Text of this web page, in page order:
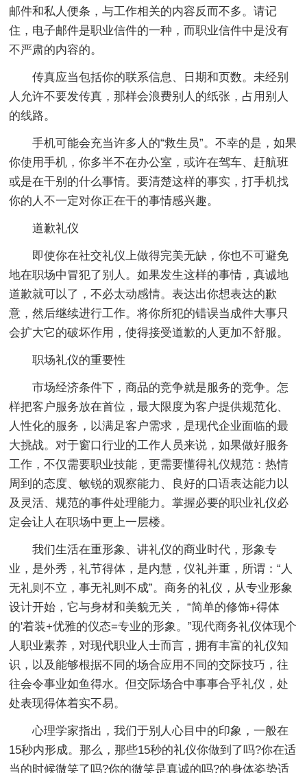
邮件和私人便条，与工作相关的内容反而不多。请记
住，电子邮件是职业信件的一种，而职业信件中是没有
不严肃的内容的。
传真应当包括你的联系信息、日期和页数。未经别
人允许不要发传真，那样会浪费别人的纸张，占用别人
的线路。
手机可能会充当许多人的“救生员”。不幸的是，如果
你使用手机，你多半不在办公室，或许在驾车、赶航班
或是在干别的什么事情。要清楚这样的事实，打手机找
你的人不一定对你正在干的事情感兴趣。
道歉礼仪
即使你在社交礼仪上做得完美无缺，你也不可避免
地在职场中冒犯了别人。如果发生这样的事情，真诚地
道歉就可以了，不必太动感情。表达出你想表达的歉
意，然后继续进行工作。将你所犯的错误当成件大事只
会扩大它的破坏作用，使得接受道歉的人更加不舒服。
职场礼仪的重要性
市场经济条件下，商品的竞争就是服务的竞争。怎
样把客户服务放在首位，最大限度为客户提供规范化、
人性化的服务，以满足客户需求，是现代企业面临的最
大挑战。对于窗口行业的工作人员来说，如果做好服务
工作，不仅需要职业技能，更需要懂得礼仪规范：热情
周到的态度、敏锐的观察能力、良好的口语表达能力以
及灵活、规范的事件处理能力。掌握必要的职业礼仪必
定会让人在职场中更上一层楼。
我们生活在重形象、讲礼仪的商业时代，形象专
业，是外秀，礼节得体，是内慧，仪礼并重，所谓：“人
无礼则不立，事无礼则不成”。商务的礼仪，从专业形象
设计开始，它与身材和美貌无关， “简单的修饰+得体
的'着装+优雅的仪态=专业的形象。”现代商务礼仪体现个
人职业素养，对现代职业人士而言，拥有丰富的礼仪知
识，以及能够根据不同的场合应用不同的交际技巧，往
往会令事业如鱼得水。但交际场合中事事合乎礼仪，处
处表现得体着实不易。
心理学家指出，我们于别人心目中的印象，一般在
15秒内形成。那么，那些15秒的礼仪你做到了吗?你在适
当的时候微笑了吗?你的微笑是真诚的吗?的身体姿势适